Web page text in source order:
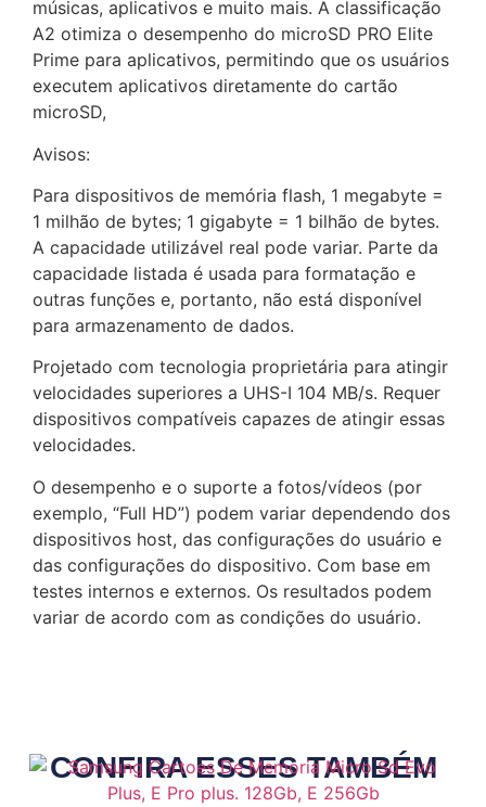
músicas, aplicativos e muito mais. A classificação
A2 otimiza o desempenho do microSD PRO Elite
Prime para aplicativos, permitindo que os usuários
executem aplicativos diretamente do cartão
microSD,
Avisos:
Para dispositivos de memória flash, 1 megabyte =
1 milhão de bytes; 1 gigabyte = 1 bilhão de bytes.
A capacidade utilizável real pode variar. Parte da
capacidade listada é usada para formatação e
outras funções e, portanto, não está disponível
para armazenamento de dados.
Projetado com tecnologia proprietária para atingir
velocidades superiores a UHS-I 104 MB/s. Requer
dispositivos compatíveis capazes de atingir essas
velocidades.
O desempenho e o suporte a fotos/vídeos (por
exemplo, “Full HD”) podem variar dependendo dos
dispositivos host, das configurações do usuário e
das configurações do dispositivo. Com base em
testes internos e externos. Os resultados podem
variar de acordo com as condições do usuário.
CONFIRA ESSES TAMBÉM